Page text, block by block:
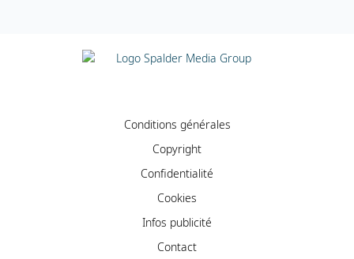
Conditions générales
Copyright
Confidentialité
Cookies
Infos publicité
Contact